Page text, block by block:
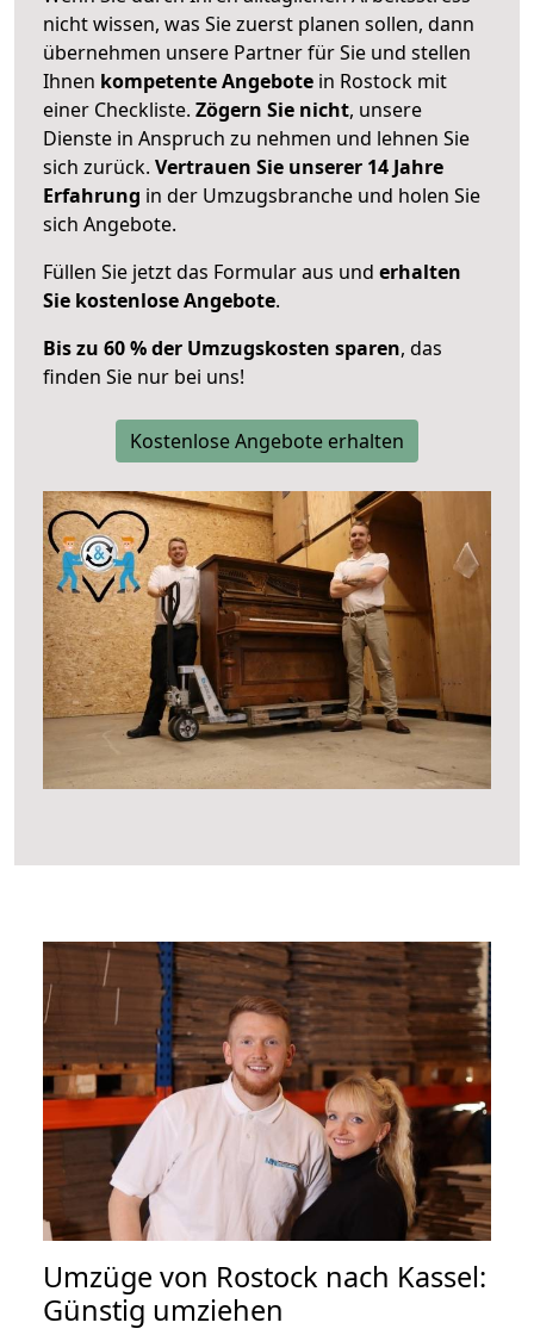
nicht wissen, was Sie zuerst planen sollen, dann
übernehmen unsere Partner für Sie und stellen
Ihnen kompetente Angebote in Rostock mit
einer Checkliste. Zögern Sie nicht, unsere
Dienste in Anspruch zu nehmen und lehnen Sie
sich zurück. Vertrauen Sie unserer 14 Jahre
Erfahrung in der Umzugsbranche und holen Sie
sich Angebote.
Füllen Sie jetzt das Formular aus und erhalten
Sie kostenlose Angebote.
Bis zu 60 % der Umzugskosten sparen, das
finden Sie nur bei uns!
Kostenlose Angebote erhalten
Umzüge von Rostock nach Kassel:
Günstig umziehen